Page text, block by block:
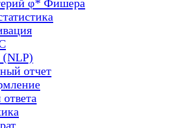
φ* Фишера
отчет